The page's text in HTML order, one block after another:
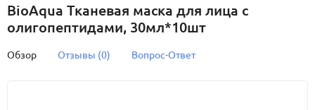
BioAqua Тканевая маска для лица с
олигопептидами, 30мл*10шт
Обзор Отзывы (0) Вопрос-Ответ